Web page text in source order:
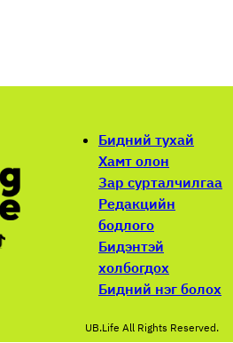
Бидний тухай
Хамт олон
Зар сурталчилгаа
Редакцийн
бодлого
Бидэнтэй
холбогдох
Бидний нэг болох
UB.Life All Rights Reserved.